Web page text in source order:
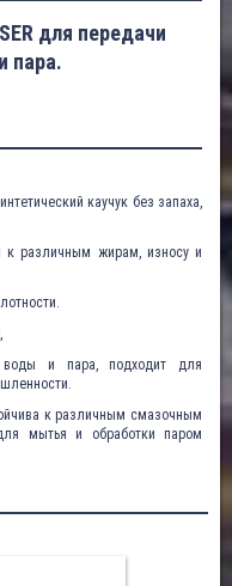
для передачи
пара.
каучук без запаха,
к различным жирам, износу и
и пара, подходит для
к различным смазочным
мытья и обработки паром